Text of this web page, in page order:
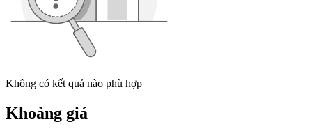
Không có kết quả nào phù hợp
Khoảng giá